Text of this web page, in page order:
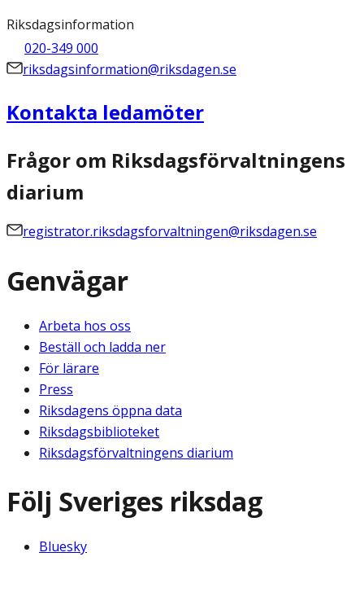
Riksdagsinformation
020-349 000
riksdagsinformation@riksdagen.se
Kontakta ledamöter
Frågor om Riksdagsförvaltningens
diarium
registrator.riksdagsforvaltningen@riksdagen.se
Genvägar
Arbeta hos oss
Beställ och ladda ner
För lärare
Press
Riksdagens öppna data
Riksdagsbiblioteket
Riksdagsförvaltningens diarium
Följ Sveriges riksdag
Bluesky